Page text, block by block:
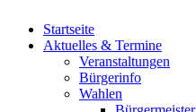
Startseite
Aktuelles & Termine
Veranstaltungen
Bürgerinfo
Wahlen